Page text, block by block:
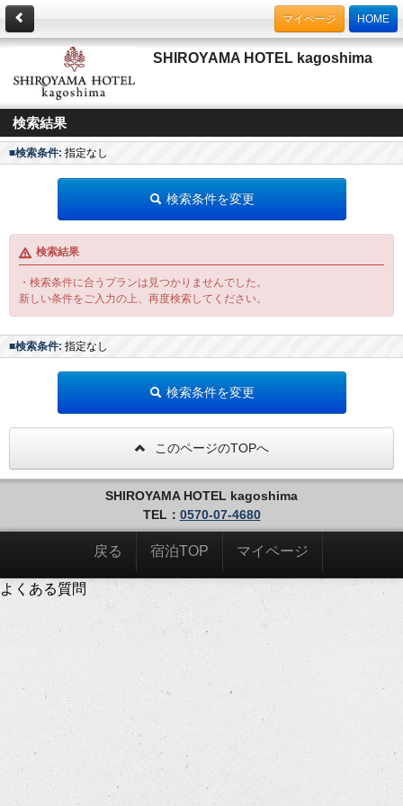
HOME
マイページ
SHIROYAMA HOTEL kagoshima
検索結果
■検索条件: 指定なし
検索条件を変更
検索結果
・検索条件に合うプランは見つかりませんでした。
新しい条件をご入力の上、再度検索してください。
■検索条件: 指定なし
検索条件を変更
このページのTOPへ
SHIROYAMA HOTEL kagoshima
TEL： 0570-07-4680
戻る 宿泊TOP マイページ
よくある質問